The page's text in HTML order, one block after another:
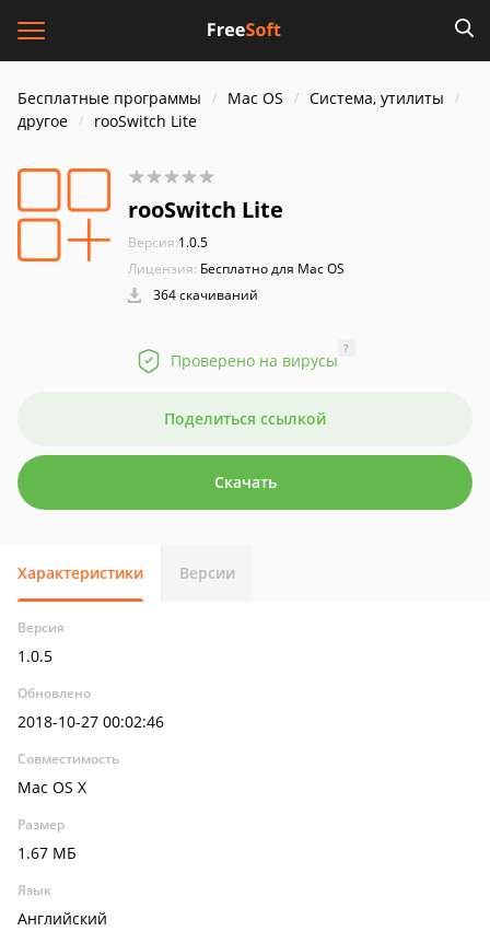
Бесплатные программы Mac OS
Система, утилиты
другое
rooSwitch Lite
rooSwitch Lite
Версия:1.0.5
Лицензия: Бесплатно для Mac OS
364 скачиваний
Проверено на вирусы
?
Поделиться ссылкой
Скачать
Характеристики Версии
Версия
1.0.5
Обновлено
2018-10-27 00:02:46
Совместимость
Mac OS X
Размер
1.67 МБ
Язык
Английский